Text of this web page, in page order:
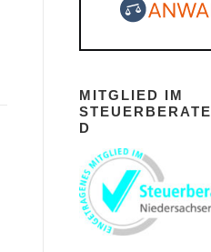
MITGLIED IM
D